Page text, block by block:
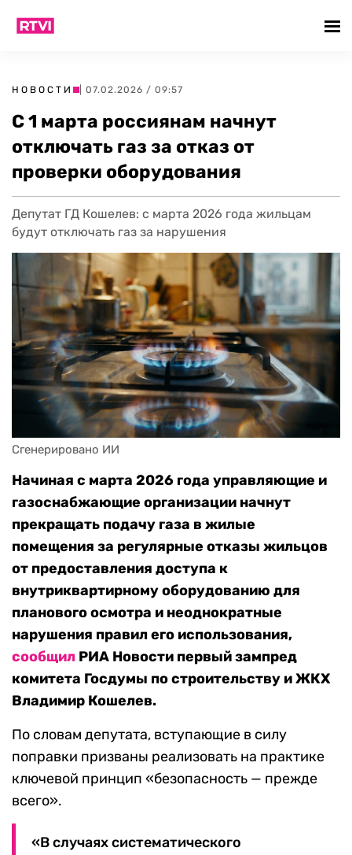
НОВОСТИ | 07.02.2026 / 09:57
С 1 марта россиянам начнут
отключать газ за отказ от
проверки оборудования
Депутат ГД Кошелев: с марта 2026 года жильцам
будут отключать газ за нарушения
Сгенерировано ИИ
Начиная с марта 2026 года управляющие и
газоснабжающие организации начнут
прекращать подачу газа в жилые
помещения за регулярные отказы жильцов
от предоставления доступа к
внутриквартирному оборудованию для
планового осмотра и неоднократные
нарушения правил его использования,
сообщил РИА Новости первый зампред
комитета Госдумы по строительству и ЖКХ
Владимир Кошелев.
По словам депутата, вступающие в силу
поправки призваны реализовать на практике
ключевой принцип «безопасность — прежде
всего».
«В случаях систематического